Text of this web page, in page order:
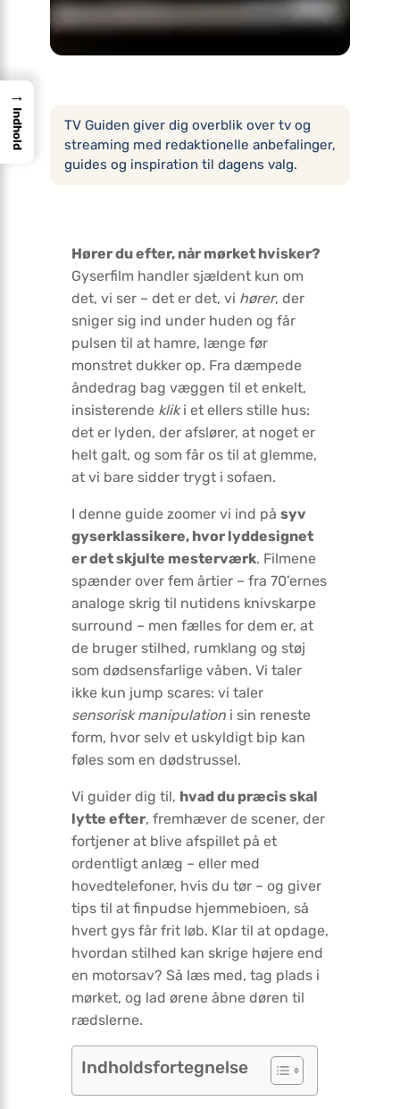
TV Guiden giver dig overblik over tv og
streaming med redaktionelle anbefalinger,
guides og inspiration til dagens valg.
Hører du efter, når mørket hvisker?
Gyserfilm handler sjældent kun om
det, vi ser – det er det, vi hører, der
sniger sig ind under huden og får
pulsen til at hamre, længe før
monstret dukker op. Fra dæmpede
åndedrag bag væggen til et enkelt,
insisterende kliki et ellers stille hus:
det er lyden, der afslører, at noget er
helt galt, og som får os til at glemme,
at vi bare sidder trygt i sofaen.
I denne guide zoomer vi ind på syv
gyserklassikere, hvor lyddesignet
er det skjulte mesterværk. Filmene
spænder over fem årtier – fra 70’ernes
analoge skrig til nutidens knivskarpe
surround – men fælles for dem er, at
de bruger stilhed, rumklang og støj
som dødsensfarlige våben. Vi taler
ikke kun jump scares: vi taler
sensorisk manipulation i sin reneste
form, hvor selv et uskyldigt bip kan
føles som en dødstrussel.
Vi guider dig til, hvad du præcis skal
lytte efter, fremhæver de scener, der
fortjener at blive afspillet på et
ordentligt anlæg – eller med
hovedtelefoner, hvis du tør – og giver
tips til at finpudse hjemmebioen, så
hvert gys får frit løb. Klar til at opdage,
hvordan stilhed kan skrige højere end
en motorsav? Så læs med, tag plads i
mørket, og lad ørene åbne døren til
rædslerne.
Indholdsfortegnelse
→
Indhold